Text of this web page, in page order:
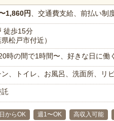
1,860円 、交通費支給、前払い制
徒歩15分
県松戸市付近）
時の間で1時間〜、好きな日に働
ン、トイレ、お風呂、洗面所、リ
からOK 週1〜OK 高収入可能